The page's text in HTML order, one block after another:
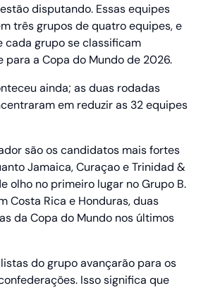
disputando. Essas equipes
três grupos de quatro equipes, e
cada grupo se classificam
a Copa do Mundo de 2026.
ainda; as duas rodadas
em reduzir as 32 equipes
são os candidatos mais fortes
Jamaica, Curaçao e Trinidad &
olho no primeiro lugar no Grupo B.
Costa Rica e Honduras, duas
da Copa do Mundo nos últimos
do grupo avançarão para os
Isso significa que